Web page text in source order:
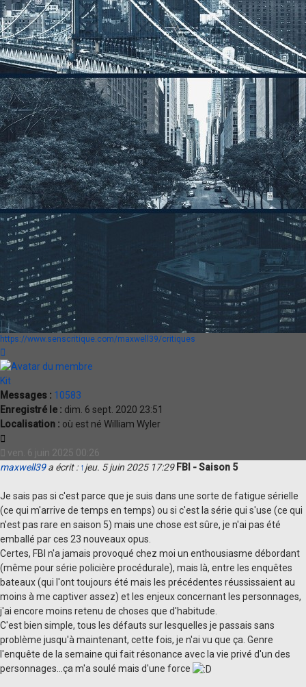
https://www.senscritique.com/maxwell39/critiques
Kit
Messages : 10583
Enregistré le : dim. 6 sept. 2020 23:51
Localisation : où est né William Wyler
ven. 6 juin 2025 00:26
maxwell39a écrit : ↑jeu. 5 juin 2025 17:29 FBI - Saison 5
Je sais pas si c'est parce que je suis dans une sorte de fatigue sérielle
(ce qui m'arrive de temps en temps) ou si c'est la série qui s'use (ce qui
n'est pas rare en saison 5) mais une chose est sûre, je n'ai pas été
emballé par ces 23 nouveaux opus.
Certes, FBI n'a jamais provoqué chez moi un enthousiasme débordant
(même pour série policière procédurale), mais là, entre les enquêtes
bateaux (qui l'ont toujours été mais les précédentes réussissaient au
moins à me captiver assez) et les enjeux concernant les personnages,
j'ai encore moins retenu de choses que d'habitude.
C'est bien simple, tous les défauts sur lesquelles je passais sans
problème jusqu'à maintenant, cette fois, je n'ai vu que ça. Genre
l'enquête de la semaine qui fait résonance avec la vie privé d'un des
personnages...ça m'a soulé mais d'une force